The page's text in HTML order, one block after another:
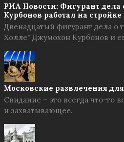
РИА Новости: Фигурант дела
Курбонов работал на
Двенадцатый фигурант дела о
Холле" Джумохон Курбонов и
Московские развлечения
Свидание – это всегда что-то
и захватывающее.